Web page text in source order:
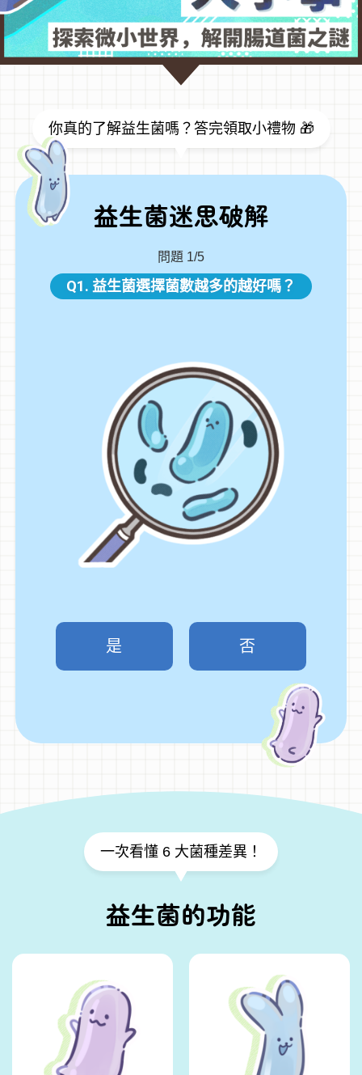
你真的了解益生菌嗎？答完領取小禮物 🎁
益生菌迷思破解
問題 1/5
Q1. 益生菌選擇菌數越多的越好嗎？
是 否
一次看懂 6 大菌種差異！
益生菌的功能